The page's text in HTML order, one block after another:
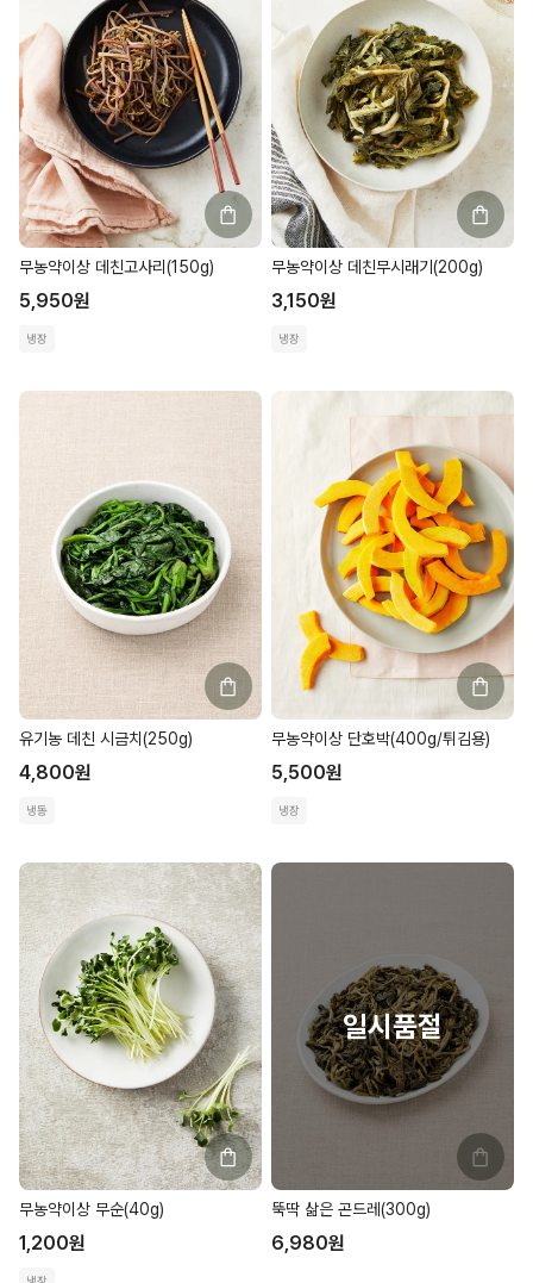
무농약이상 데친고사리(150g)
5,950원
냉장
무농약이상 데친무시래기(200g)
3,150원
냉장
유기농 데친 시금치(250g)
4,800원
냉동
무농약이상 단호박(400g/튀김용)
5,500원
냉장
무농약이상 무순(40g)
1,200원
뚝딱 삶은 곤드레(300g)
6,980원